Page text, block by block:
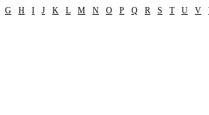
G H I J K L M N O P Q R S T U V